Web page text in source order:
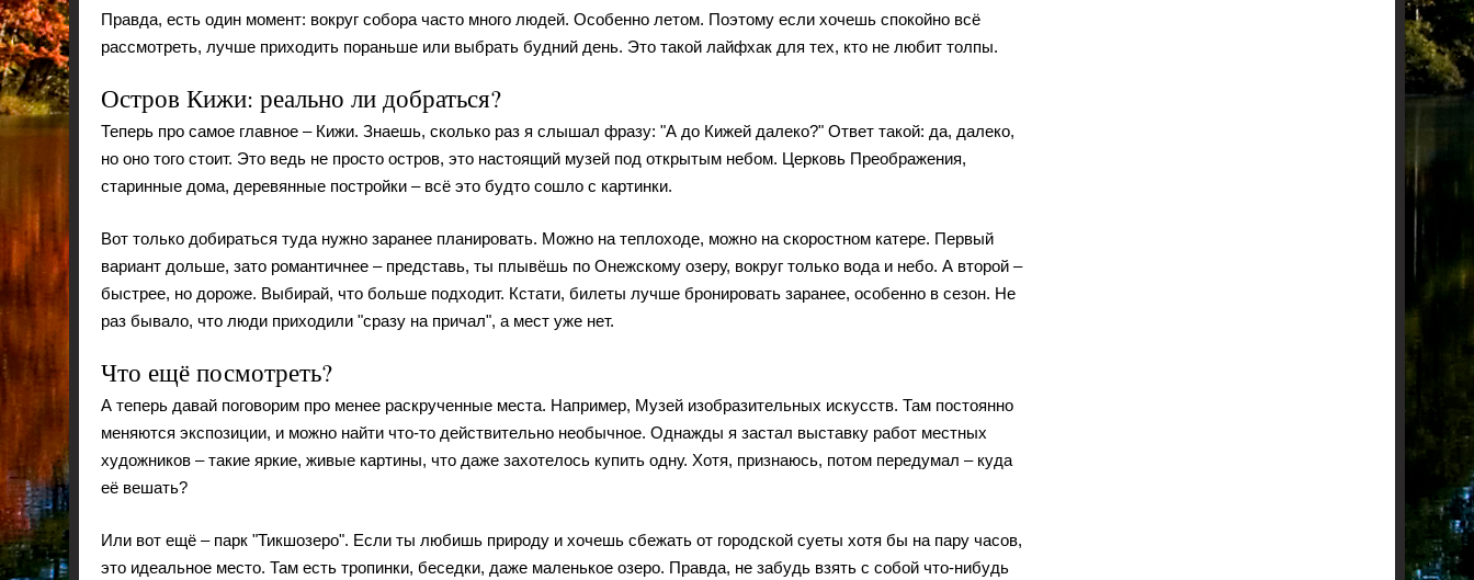
Правда, есть один момент: вокруг собора часто много людей. Особенно летом. Поэтому если хочешь спокойно всё
рассмотреть, лучше приходить пораньше или выбрать будний день. Это такой лайфхак для тех, кто не любит толпы.
Остров Кижи: реально ли добраться?
Теперь про самое главное – Кижи. Знаешь, сколько раз я слышал фразу: "А до Кижей далеко?" Ответ такой: да, далеко,
но оно того стоит. Это ведь не просто остров, это настоящий музей под открытым небом. Церковь Преображения,
старинные дома, деревянные постройки – всё это будто сошло с картинки.
Вот только добираться туда нужно заранее планировать. Можно на теплоходе, можно на скоростном катере. Первый
вариант дольше, зато романтичнее – представь, ты плывёшь по Онежскому озеру, вокруг только вода и небо. А второй –
быстрее, но дороже. Выбирай, что больше подходит. Кстати, билеты лучше бронировать заранее, особенно в сезон. Не
раз бывало, что люди приходили "сразу на причал", а мест уже нет.
Что ещё посмотреть?
А теперь давай поговорим про менее раскрученные места. Например, Музей изобразительных искусств. Там постоянно
меняются экспозиции, и можно найти что-то действительно необычное. Однажды я застал выставку работ местных
художников – такие яркие, живые картины, что даже захотелось купить одну. Хотя, признаюсь, потом передумал – куда
её вешать?
Или вот ещё – парк "Тикшозеро". Если ты любишь природу и хочешь сбежать от городской суеты хотя бы на пару часов,
это идеальное место. Там есть тропинки, беседки, даже маленькое озеро. Правда, не забудь взять с собой что-нибудь